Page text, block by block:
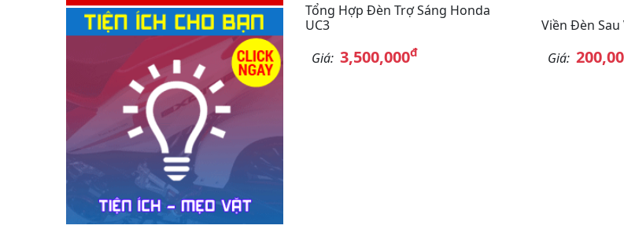
Tổng Hợp Đèn Trợ Sáng Honda
UC3
Giá: 3,500,000đ
Viền Đèn Sau
Giá: